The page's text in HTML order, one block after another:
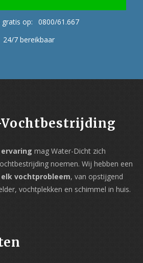
op:
0800/61.667
24/7 bereikbaar
mag Water-Dicht zich
noemen. Wij hebben een
vochtprobleem, van opstijgend
vochtplekken en schimmel in huis.